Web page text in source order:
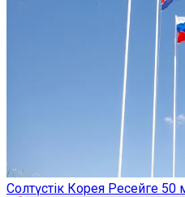
Солтүстік Корея Ресейге 50